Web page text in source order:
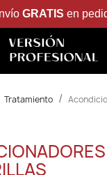
GRATIS en
Tratamiento